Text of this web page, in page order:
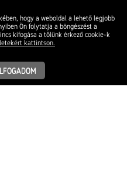
hogy a weboldal a lehető legjobb
Ön folytatja a böngészést a
kifogása a tőlünk érkező cookie-k
kattintson.